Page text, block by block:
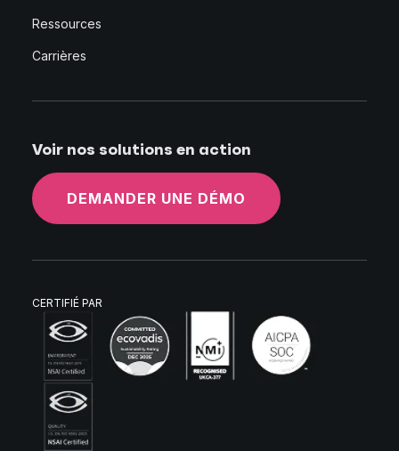
Ressources
Carrières
Voir nos solutions en action
DEMANDER UNE DÉMO
CERTIFIÉ PAR